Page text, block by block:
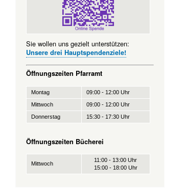
Sie wollen uns gezielt unterstützen:
Unsere drei Hauptspendenziele!
Öffnungszeiten Pfarramt
Montag
09:00 - 12:00 Uhr
Mittwoch
09:00 - 12:00 Uhr
Donnerstag
15:30 - 17:30 Uhr
Öffnungszeiten Bücherei
Mittwoch
11:00 - 13:00 Uhr
15:00 - 18:00 Uhr